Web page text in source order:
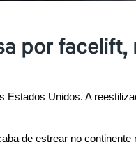
por
Estados Unidos. A
de estrear no